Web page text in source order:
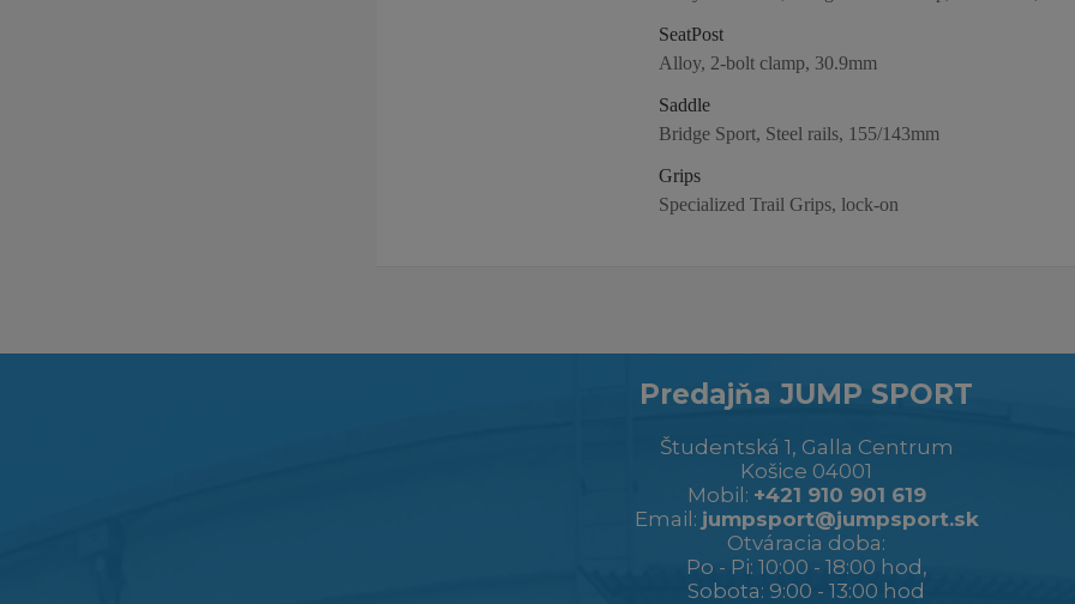
SeatPost
Alloy, 2-bolt clamp, 30.9mm
Saddle
Bridge Sport, Steel rails, 155/143mm
Grips
Specialized Trail Grips, lock-on
Predajňa JUMP SPORT
Študentská 1, Galla Centrum
Košice 04001
Mobil: +421 910 901 619
Email: jumpsport@jumpsport.sk
Otváracia doba:
Po - Pi: 10:00 - 18:00 hod,
Sobota: 9:00 - 13:00 hod